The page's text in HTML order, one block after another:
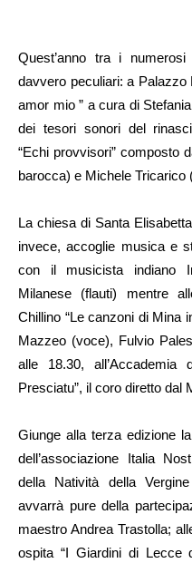
Quest’anno tra i
davvero peculiari: a Palazzo
amor mio ” a cura di
dei tesori sonori del
“Echi provvisori” composto
barocca) e Michele Tricarico
La chiesa di Santa
invece, accoglie musica e
con il musicista indiano
Milanese (flauti) mentre
Chillino “Le canzoni di Mina
Mazzeo (voce), Fulvio
alle 18.30,
Presciatu”, il coro diretto dal
Giunge alla terza edizione
dell’associazione Italia
della Natività della
avvarrà pure della
maestro Andrea Trastolla;
ospita “I Giardini di Lecce